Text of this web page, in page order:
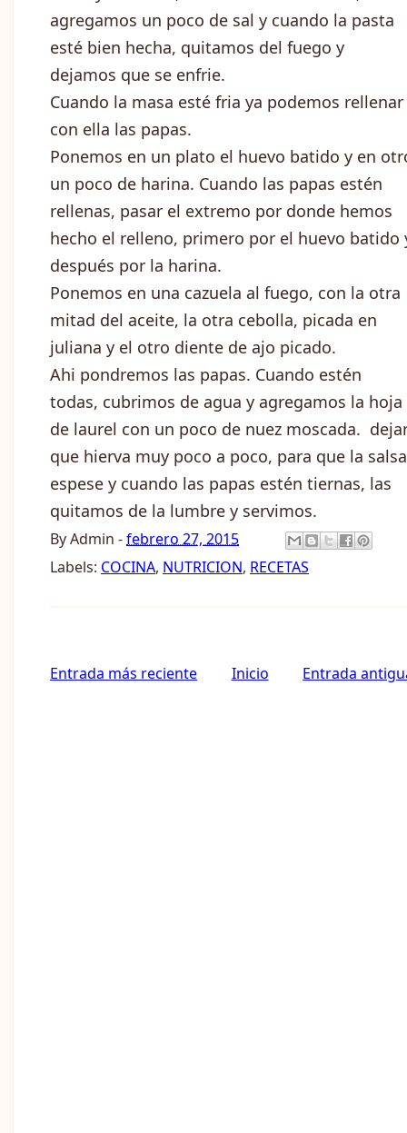
agregamos un poco de sal y cuando la pasta
esté bien hecha, quitamos del fuego y
dejamos que se enfrie.
Cuando la masa esté fria ya podemos rellenar
con ella las papas.
Ponemos en un plato el huevo batido y en
un poco de harina. Cuando las papas estén
rellenas, pasar el extremo por donde hemos
hecho el relleno, primero por el huevo batido
después por la harina.
Ponemos en una cazuela al fuego, con la otra
mitad del aceite, la otra cebolla, picada en
juliana y el otro diente de ajo picado.
Ahi pondremos las papas. Cuando estén
todas, cubrimos de agua y agregamos la hoja
de laurel con un poco de nuez moscada.
que hierva muy poco a poco, para que la salsa
espese y cuando las papas estén tiernas, las
quitamos de la lumbre y servimos.
ByAdmin -febrero 27, 2015
Labels: COCINA, NUTRICION, RECETAS
Entrada más reciente Entrada
Inicio